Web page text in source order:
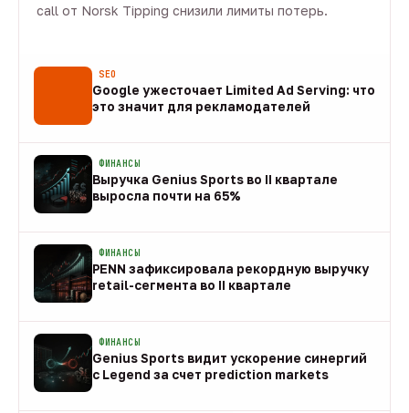
call от Norsk Tipping снизили лимиты потерь.
SEO
Google ужесточает Limited Ad Serving: что
это значит для рекламодателей
ФИНАНСЫ
Выручка Genius Sports во II квартале
выросла почти на 65%
ФИНАНСЫ
PENN зафиксировала рекордную выручку
retail-сегмента во II квартале
ФИНАНСЫ
Genius Sports видит ускорение синергий
с Legend за счет prediction markets